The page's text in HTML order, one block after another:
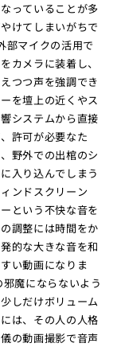
っていることが多
けてしまいがちで
部マイクの活用で
カメラに装着し、
つつ声を強調でき
を壇上の近くやス
システムから直接
許可が必要なた
野外での出棺のシ
入り込んでしまう
ンドスクリーン
という不快な音を
調整には時間をか
的な大きな音を和
い動画になりま
魔にならないよう
しだけボリューム
は、その人の人格
の動画撮影で音声